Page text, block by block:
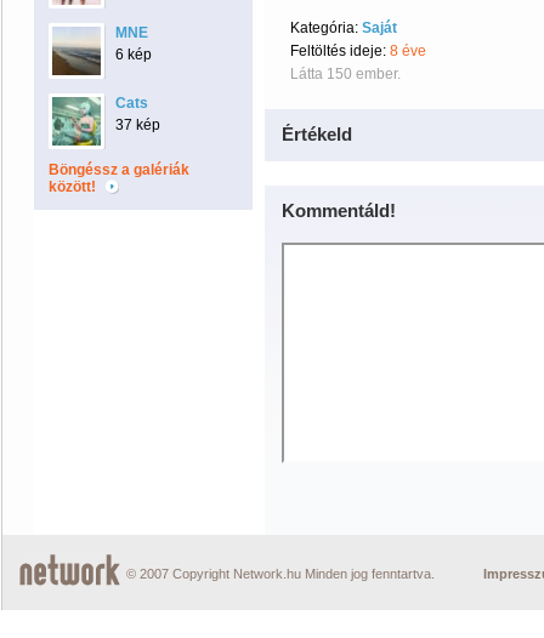
MNE
6 kép
Cats
37 kép
Böngéssz a galériák
között!
Kategória: Saját
Feltöltés ideje: 8 éve
Látta 150 ember.
Értékeld
Kommentáld!
© 2007 Copyright Network.hu Minden jog fenntartva.